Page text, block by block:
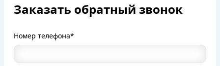
Заказать обратный звонок
Номер телефона*